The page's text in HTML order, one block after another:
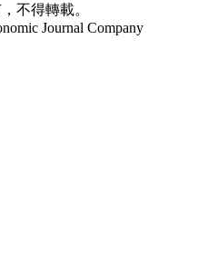
不得轉載。
Journal Company